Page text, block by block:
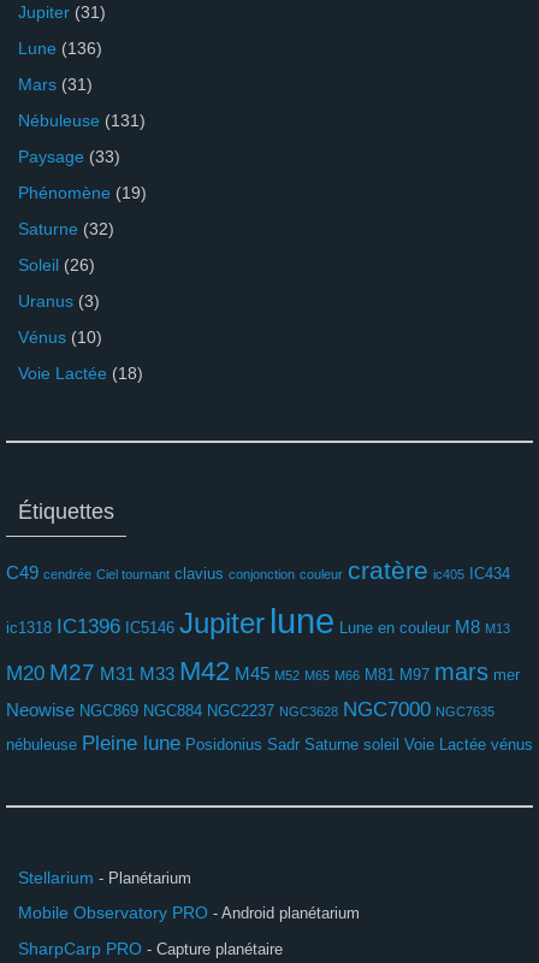
Jupiter (31)
Lune (136)
Mars (31)
Nébuleuse (131)
Paysage (33)
Phénomène (19)
Saturne (32)
Soleil (26)
Uranus (3)
Vénus (10)
Voie Lactée (18)
Étiquettes
C49 cendrée Ciel tournant clavius conjonction couleur cratère ic405 IC434
ic1318 IC1396 IC5146 Jupiter lune Lune en couleur M8 M13
M20 M27 M31 M33 M42 M45 M52 M65 M66 M81 M97 mars mer
Neowise NGC869 NGC884 NGC2237 NGC3628 NGC7000 NGC7635
nébuleuse Pleine lune Posidonius Sadr Saturne soleil Voie Lactée vénus
Stellarium - Planétarium
Mobile Observatory PRO - Android planétarium
SharpCarp PRO - Capture planétaire